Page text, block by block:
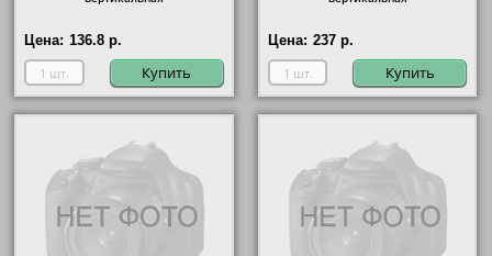
Цена: 136.8 р.
Купить
Цена: 237 р.
Купить